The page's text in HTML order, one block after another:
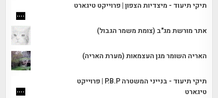
תיקי תיעוד - מיצדיות הצפון | פרוייקט טיגארט
אתר מורשת מג"ב (צומת משמר הגבול)
האריה השומר מגן העצמאות (מערת האריה)
תיקי תיעוד - בנייני המשטרה P.B.P | פרוייקט
טיגארט